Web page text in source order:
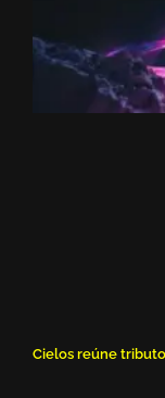
Cielos reúne